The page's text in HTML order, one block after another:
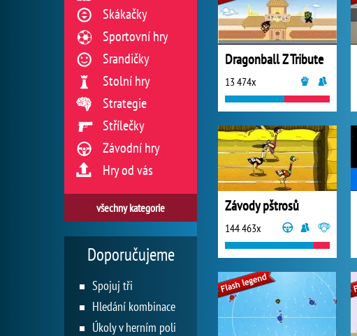
Dragonball Z Tribute
13 474x
Závody pštrosů
144 463x
Skákačky
Sportovní hry
Srandičky
Stolní hry
Strategie
Střílečky
Závodní hry
Hry od vás
všechny kategorie
Doporučujeme
Spojuj tři
Hledání kombinace
Úkoly v herním poli